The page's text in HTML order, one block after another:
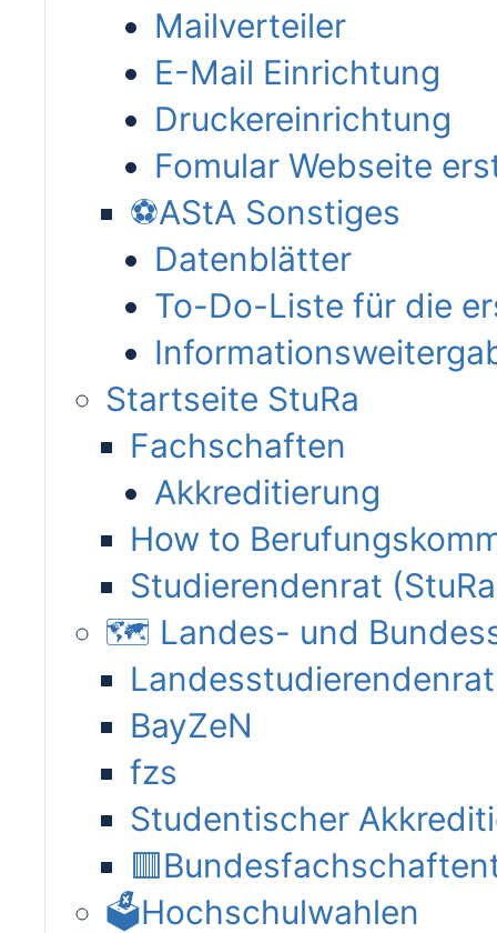
Mailverteiler
E-Mail Einrichtung
Druckereinrichtung
Fomular Webseite
⚽AStA Sonstiges
Datenblätter
To-Do-Liste für die
Startseite StuRa
Fachschaften
Akkreditierung
How to
Studierendenrat
🗺 Landes- und
BayZeN
fzs
Studentischer
🗳️Hochschulwahlen